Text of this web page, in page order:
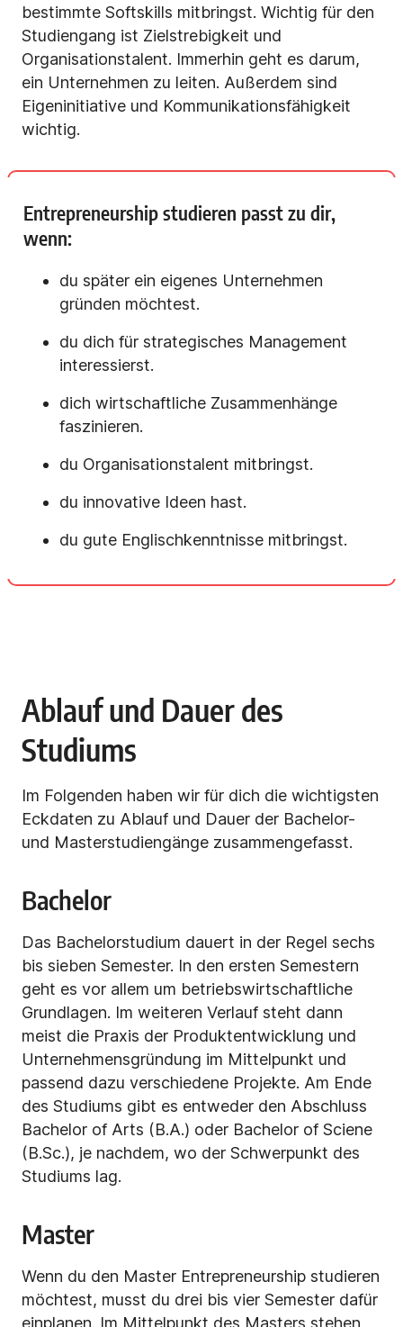
bestimmte Softskills mitbringst. Wichtig für den
Studiengang ist Zielstrebigkeit und
Organisationstalent. Immerhin geht es darum,
ein Unternehmen zu leiten. Außerdem sind
Eigeninitiative und Kommunikationsfähigkeit
wichtig.
Entrepreneurship studieren passt zu dir,
wenn:
du später ein eigenes Unternehmen
gründen möchtest.
du dich für strategisches Management
interessierst.
dich wirtschaftliche Zusammenhänge
faszinieren.
du Organisationstalent mitbringst.
du innovative Ideen hast.
du gute Englischkenntnisse mitbringst.
Ablauf und Dauer des
Studiums
Im Folgenden haben wir für dich die wichtigsten
Eckdaten zu Ablauf und Dauer der Bachelor-
und Masterstudiengänge zusammengefasst.
Bachelor
Das Bachelorstudium dauert in der Regel sechs
bis sieben Semester. In den ersten Semestern
geht es vor allem um betriebswirtschaftliche
Grundlagen. Im weiteren Verlauf steht dann
meist die Praxis der Produktentwicklung und
Unternehmensgründung im Mittelpunkt und
passend dazu verschiedene Projekte. Am Ende
des Studiums gibt es entweder den Abschluss
Bachelor of Arts (B.A.) oder Bachelor of Sciene
(B.Sc.), je nachdem, wo der Schwerpunkt des
Studiums lag.
Master
Wenn du den Master Entrepreneurship studieren
möchtest, musst du drei bis vier Semester dafür
einplanen. Im Mittelpunkt des Masters stehen